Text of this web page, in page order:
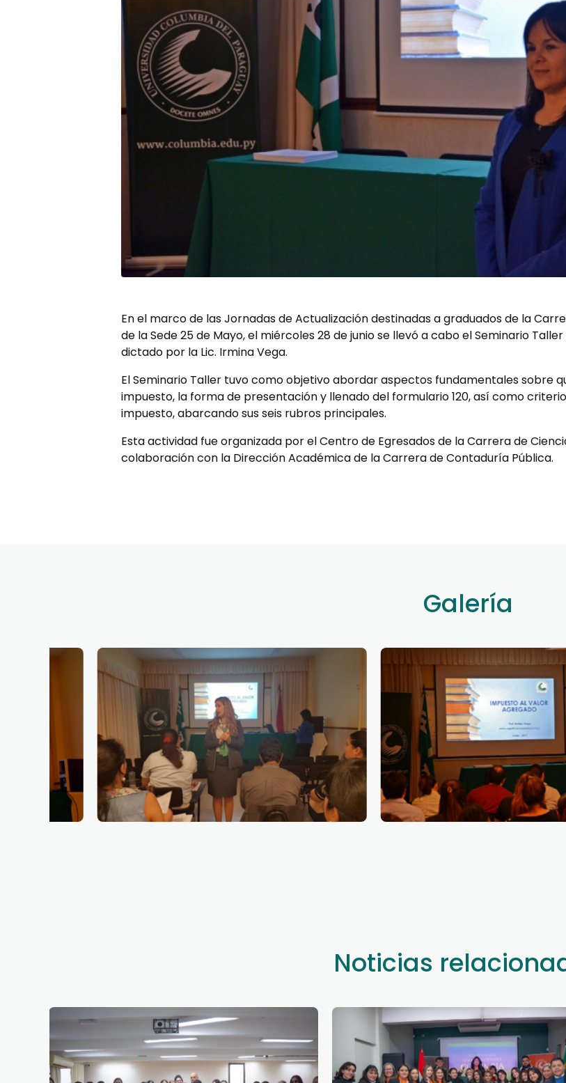
En el marco de las Jornadas de Actualización destinadas a graduados de la
de la Sede 25 de Mayo, el miércoles 28 de junio se llevó a cabo el Seminario
dictado por la Lic. Irmina Vega.
El Seminario Taller tuvo como objetivo abordar aspectos fundamentales sobre
impuesto, la forma de presentación y llenado del formulario 120, así como
impuesto, abarcando sus seis rubros principales.
Esta actividad fue organizada por el Centro de Egresados de la Carrera de
colaboración con la Dirección Académica de la Carrera de Contaduría Pública.
Galería
Noticias